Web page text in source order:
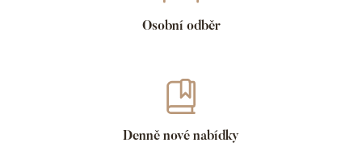
Osobní odběr
Denně nové nabídky